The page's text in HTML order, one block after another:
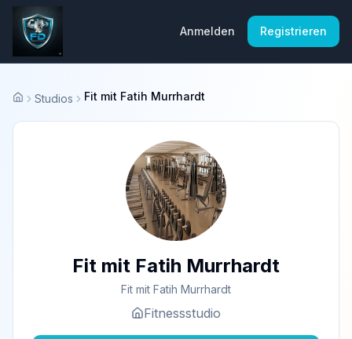
Anmelden Registrieren
Startseite
Studios Fit mit Fatih Murrhardt
Fit mit Fatih Murrhardt
Fit mit Fatih Murrhardt
Fitnessstudio